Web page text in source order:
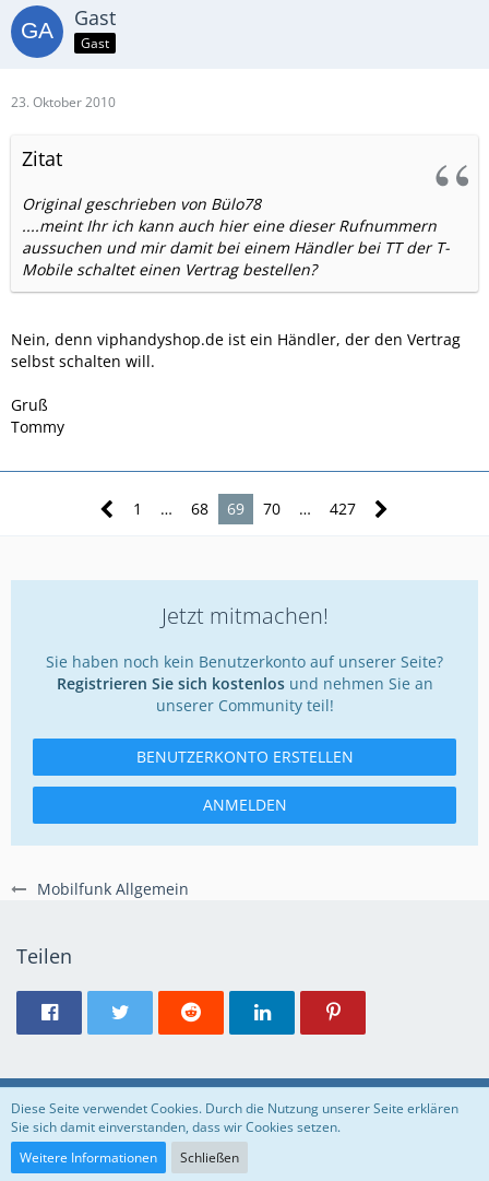
Mobilfunk Allgemein
Gast
Gast
23. Oktober 2010
Zitat
Original geschrieben von Bülo78
....meint Ihr ich kann auch hier eine dieser Rufnummern
aussuchen und mir damit bei einem Händler bei TT der T-
Mobile schaltet einen Vertrag bestellen?
Nein, denn viphandyshop.de ist ein Händler, der den Vertrag
selbst schalten will.
Gruß
Tommy
1 … 68 69 70 … 427
Jetzt mitmachen!
Sie haben noch kein Benutzerkonto auf unserer Seite?
Registrieren Sie sich kostenlosund nehmen Sie an
unserer Community teil!
BENUTZERKONTO ERSTELLEN
ANMELDEN
Teilen
Regeln Datenschutzerklärung Impressum
Community-Software:
Diese Seite verwendet Cookies. Durch die Nutzung unserer Seite erklären
Sie sich damit einverstanden, dass wir Cookies setzen.
Weitere Informationen
Schließen